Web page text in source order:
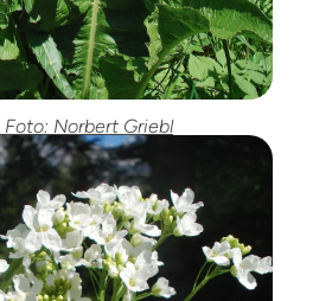
Norbert Griebl